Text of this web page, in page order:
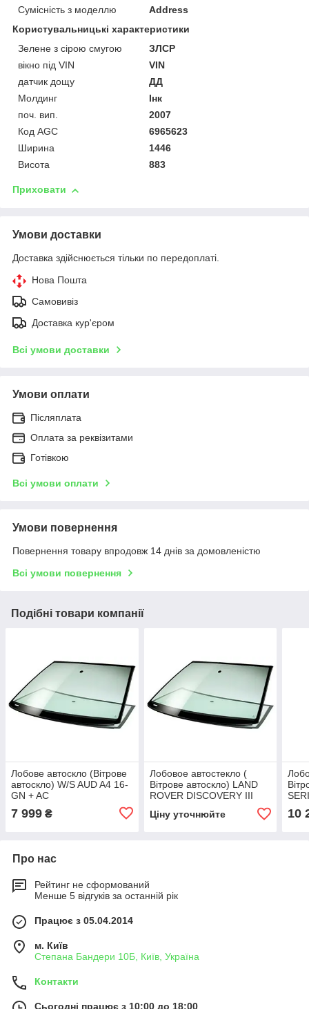
Сумісність з моделлю
Address
Користувальницькі характеристики
Зелене з сірою смугою
ЗЛСР
вікно під VIN
VIN
датчик дощу
ДД
Молдинг
Інк
поч. вип.
2007
Код AGC
6965623
Ширина
1446
Висота
883
Приховати
Умови доставки
Доставка здійснюється тільки по передоплаті.
Нова Пошта
Самовивіз
Доставка кур'єром
Всі умови доставки
Умови оплати
Післяплата
Оплата за реквізитами
Готівкою
Всі умови оплати
Умови повернення
Повернення товару впродовж 14 днів за домовленістю
Всі умови повернення
Подібні товари компанії
Лобове автоскло (Вітрове
автоскло) W/S AUD A4 16-
GN + AC
7 999 ₴
Лобовое автостекло (
Вітрове автоскло) LAND
ROVER DISCOVERY III
ЭО+VIN+УО
Ціну уточнюйте 10
Про нас
Рейтинг не сформований
Менше 5 відгуків за останній рік
Працює з 05.04.2014
м. Київ
Степана Бандери 10Б, Київ, Україна
Контакти
Сьогодні працює з 10:00 до 18:00